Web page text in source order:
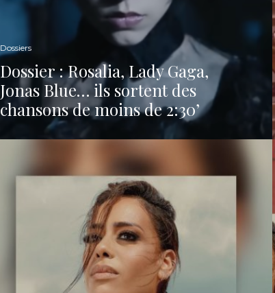
Dossiers
Dossier : Rosalia, Lady Gaga,
Jonas Blue… ils sortent des
chansons de moins de 2:30’